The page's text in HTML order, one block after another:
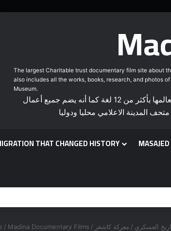
The largest Charitable trust documentary film site about
also includes all the works, books, research, and photos
Museum.
أكبر موقع وقفي لأفلام وثائقية عن تاريخ المدينة المنورة ومساجدها ومعالمها بأكثر من 12 لغة كما أنه يضم جميع أعمال
المدينة الاعلامي محليا ودوليا
THAT CHANGED HISTORY MASAJED
/ Madina Documentary Films / العسكري / معركة كاشغر